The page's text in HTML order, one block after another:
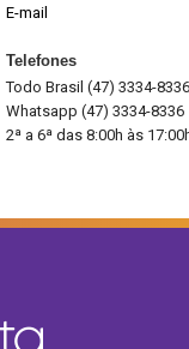
E-mail
Telefones
Todo Brasil (47) 3334-8336
Whatsapp (47) 3334-8336
2ª a 6ª das 8:00h às